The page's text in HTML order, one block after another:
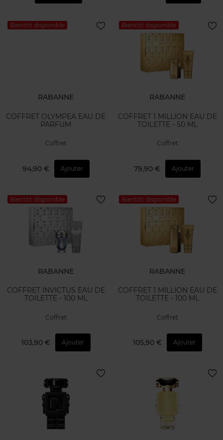
Bientôt disponible
RABANNE
COFFRET OLYMPEA EAU DE
PARFUM
Coffret
94,90 € Ajouter
Bientôt disponible
RABANNE
COFFRET 1 MILLION EAU DE
TOILETTE - 50 ML
Coffret
79,90 € Ajouter
Bientôt disponible
RABANNE
COFFRET INVICTUS EAU DE
TOILETTE - 100 ML
Coffret
103,90 € Ajouter
Bientôt disponible
RABANNE
COFFRET 1 MILLION EAU DE
TOILETTE - 100 ML
Coffret
105,90 € Ajouter